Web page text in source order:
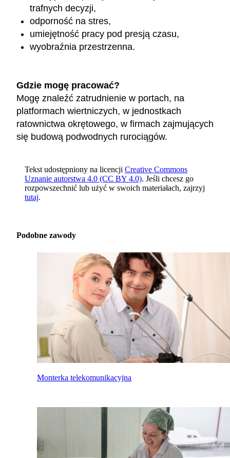
trafnych decyzji,
odporność na stres,
umiejętność pracy pod presją czasu,
wyobraźnia przestrzenna.
Gdzie mogę pracować?
Mogę znaleźć zatrudnienie w portach, na
platformach wiertniczych, w jednostkach
ratownictwa okrętowego, w firmach zajmujących
się budową podwodnych rurociągów.
Tekst udostępniony na licencji Creative Commons
Uznanie autorstwa 4.0 (CC BY 4.0). Jeśli chcesz go
rozpowszechnić lub użyć w swoich materiałach, zajrzyj
tutaj.
Podobne zawody
Monterka telekomunikacyjna